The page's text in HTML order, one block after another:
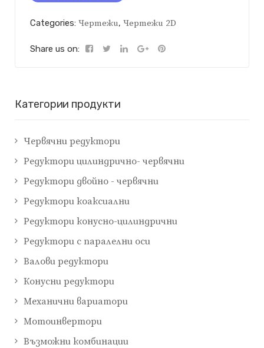
Categories: Чертежи, Чертежи 2D
Share us on:
Категории продукти
Червячни редуктори
Редуктори цилиндрично- червячни
Редуктори двойно - червячни
Редуктори коаксиални
Редуктори конусно-цилиндрични
Редуктори с паралелни оси
Валови редуктори
Конусни редуктори
Механични вариатори
Мотоинвертори
Възможни комбинации